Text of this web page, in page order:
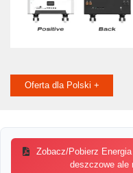
Oferta dla Polski +
Zobacz/Pobierz
deszczowe ale